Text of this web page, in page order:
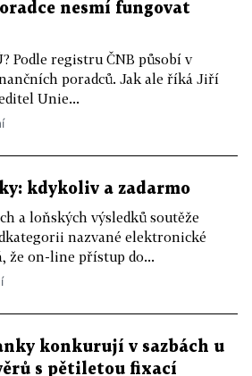
nesmí fungovat
Podle registru ČNB působí v
poradců. Jak ale říká Jiří
Unie...
kdykoliv a zadarmo
a loňských výsledků soutěže
nazvané elektronické
že on-line přístup do...
konkurují v sazbách u
s pětiletou fixací